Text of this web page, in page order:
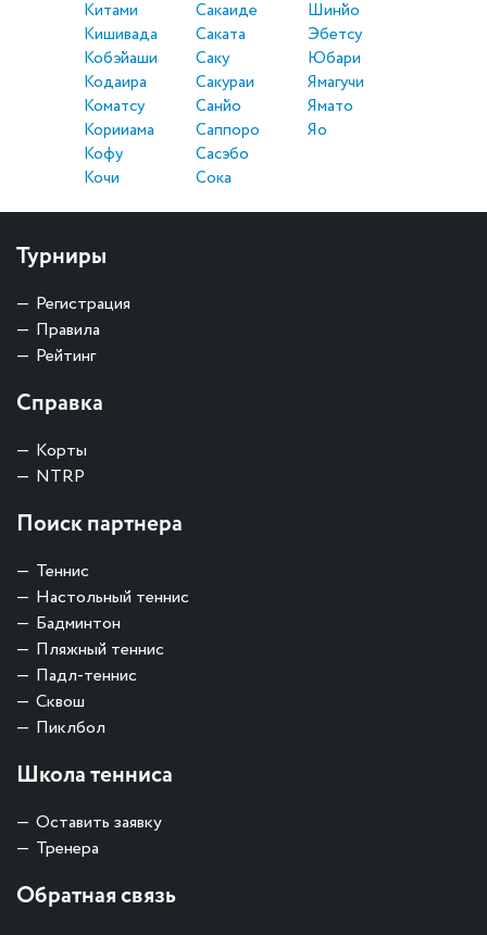
Китами
Кишивада
Кобэйаши
Кодаира
Коматсу
Корииама
Кофу
Кочи
Сакаиде
Саката
Саку
Сакураи
Санйо
Саппоро
Сасэбо
Сока
Шинйо
Эбетсу
Юбари
Ямагучи
Ямато
Яо
Турниры
Регистрация
Правила
Рейтинг
Справка
Корты
NTRP
Поиск партнера
Теннис
Настольный теннис
Бадминтон
Пляжный теннис
Падл-теннис
Сквош
Пиклбол
Школа тенниса
Оставить заявку
Тренера
Обратная связь